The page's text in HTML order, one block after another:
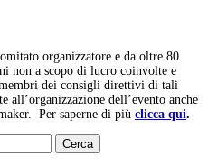
organizzatore e da oltre 80
non a scopo di lucro coinvolte e
dei consigli direttivi di tali
all’organizzazione dell’evento anche
Per saperne di più clicca qui.